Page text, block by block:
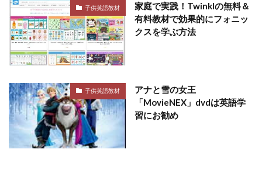
子供英語教材
家庭で実践！Twinklの無料＆
有料教材で効果的にフォニッ
クスを学ぶ方法
子供英語教材
アナと雪の女王
「MovieNEX」dvdは英語学
習にお勧め